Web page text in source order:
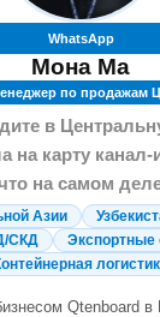
WhatsApp
Мона Ма
по продажам
в
на карту
на самом
Азии
СКД
Экспортные
Qtenboard в